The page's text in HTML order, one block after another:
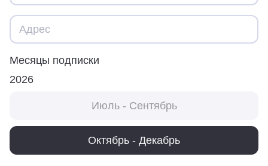
Месяцы подписки
2026
Июль - Сентябрь
Октябрь - Декабрь